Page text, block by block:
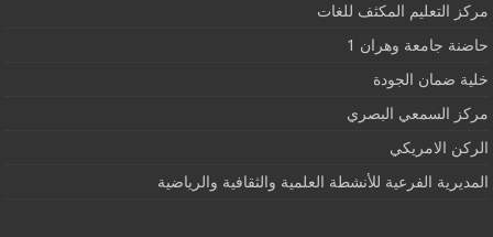
مركز التعليم المكثف للغات
حاضنة جامعة وهران 1
خلية ضمان الجودة
مركز السمعي البصري
الركن الامريكي
المديرية الفرعية للأنشطة العلمية والثقافية والرياضية